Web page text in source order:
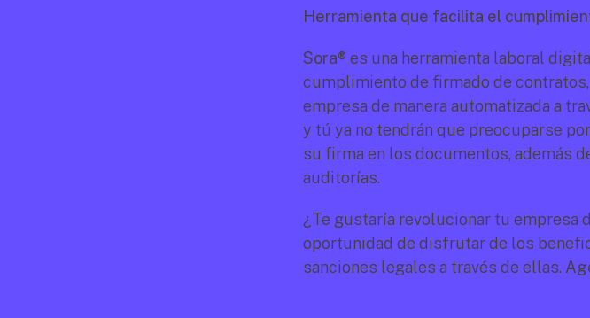
Herramienta que facilita el
Sora® es una herramienta laboral
cumplimiento de firmado de
empresa de manera automatizada a
y tú ya no tendrán que preocuparse
su firma en los documentos, además
auditorías.
¿Te gustaría revolucionar tu empresa
oportunidad de disfrutar de los
sanciones legales a través de ellas.